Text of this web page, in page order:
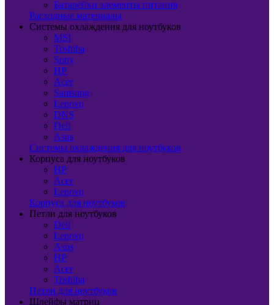
Батарейки элементы питания
Расходные материалы
Системы охлаждения для ноутбуков
MSI
Toshiba
Sony
HP
Acer
Samsung
Lenovo
DNS
Dell
Asus
Системы охлаждения для ноутбуков
Корпуса для ноутбуков
HP
Acer
Lenovo
Корпуса для ноутбуков
Петли для ноутбуков
Dell
Lenovo
Asus
HP
Acer
Toshiba
Петли для ноутбуков
Шлейфы матриц